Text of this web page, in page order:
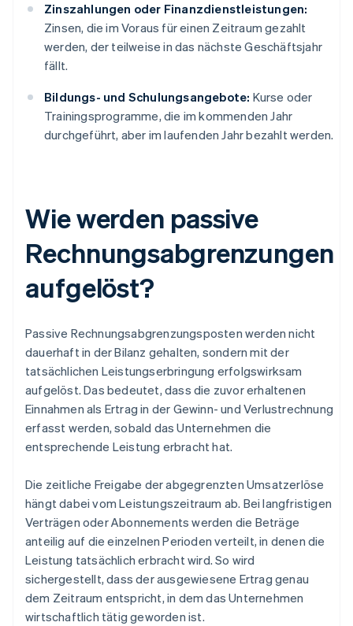
Zinszahlungen oder Finanzdienstleistungen:
Zinsen, die im Voraus für einen Zeitraum gezahlt
werden, der teilweise in das nächste Geschäftsjahr
fällt.
Bildungs- und Schulungsangebote: Kurse oder
Trainingsprogramme, die im kommenden Jahr
durchgeführt, aber im laufenden Jahr bezahlt werden.
Wie werden passive
Rechnungsabgrenzungen
aufgelöst?
Passive Rechnungsabgrenzungsposten werden nicht
dauerhaft in der Bilanz gehalten, sondern mit der
tatsächlichen Leistungserbringung erfolgswirksam
aufgelöst. Das bedeutet, dass die zuvor erhaltenen
Einnahmen als Ertrag in der Gewinn- und Verlustrechnung
erfasst werden, sobald das Unternehmen die
entsprechende Leistung erbracht hat.
Die zeitliche Freigabe der abgegrenzten Umsatzerlöse
hängt dabei vom Leistungszeitraum ab. Bei langfristigen
Verträgen oder Abonnements werden die Beträge
anteilig auf die einzelnen Perioden verteilt, in denen die
Leistung tatsächlich erbracht wird. So wird
sichergestellt, dass der ausgewiesene Ertrag genau
dem Zeitraum entspricht, in dem das Unternehmen
wirtschaftlich tätig geworden ist.